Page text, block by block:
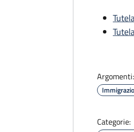
Argomenti:
Categorie: